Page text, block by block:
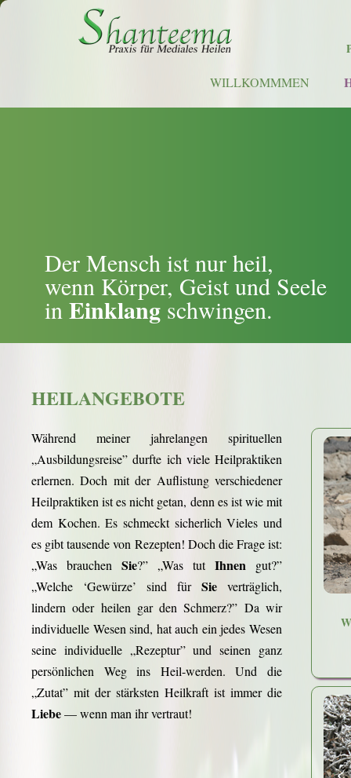
WILLKOMMMEN
Der Mensch ist nur heil,
wenn Körper, Geist und Seele
in Einklang schwingen.
HEILANGEBOTE
Während meiner jahrelangen spirituellen
„Ausbildungsreise” durfte ich viele Heilpraktiken
erlernen. Doch mit der Auflistung verschiedener
Heilpraktiken ist es nicht getan, denn es ist wie mit
dem Kochen. Es schmeckt sicherlich Vieles und
es gibt tausende von Rezepten! Doch die Frage ist:
„Was brauchen Sie?” „Was tut Ihnen gut?”
„Welche ‘Gewürze’ sind für Sie verträglich,
lindern oder heilen gar den Schmerz?” Da wir
individuelle Wesen sind, hat auch ein jedes Wesen
seine individuelle „Rezeptur” und seinen ganz
persönlichen Weg ins Heil-werden. Und die
„Zutat” mit der stärksten Heilkraft ist immer die
Liebe— wenn man ihr vertraut!